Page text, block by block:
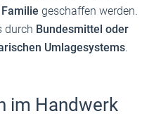
geschaffen werden.
durch Bundesmittel oder
Umlagesystems.
im Handwerk